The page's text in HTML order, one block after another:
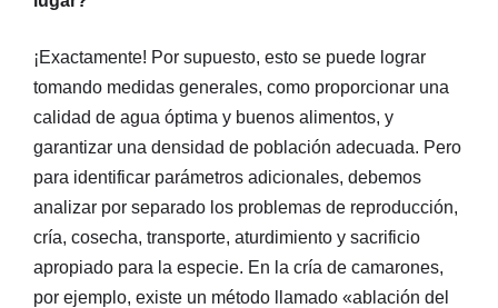
¡Exactamente! Por supuesto, esto se puede lograr
tomando medidas generales, como proporcionar una
calidad de agua óptima y buenos alimentos, y
garantizar una densidad de población adecuada. Pero
para identificar parámetros adicionales, debemos
analizar por separado los problemas de reproducción,
cría, cosecha, transporte, aturdimiento y sacrificio
apropiado para la especie. En la cría de camarones,
por ejemplo, existe un método llamado «ablación del